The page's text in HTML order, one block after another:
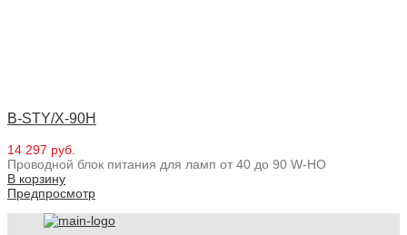
B-STY/X-90H
14 297 руб.
Проводной блок питания для ламп от 40 до 90 W-HO
В корзину
Предпросмотр